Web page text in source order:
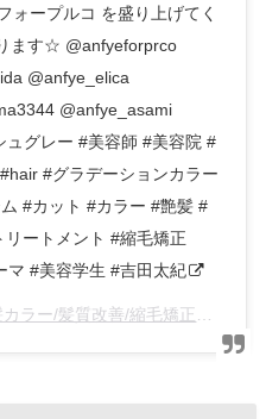
ォープルコ を盛り上げてく
ます☆ @anfyeforprco
@anfye_elica
@anfye_asami
グレー #美容師 #美容院 #
#グラデーションカラー
#カット #カラー #艶髪 #
ートメント #縮毛矯正
マ #美容学生 #吉田太紀